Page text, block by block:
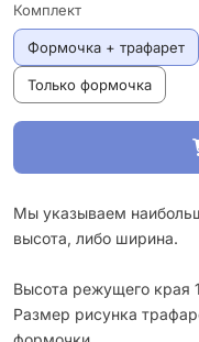
Комплект
Формочка + трафарет
Только формочка
Мы указываем
высота, либо ширина.
Высота режущего края
Размер рисунка